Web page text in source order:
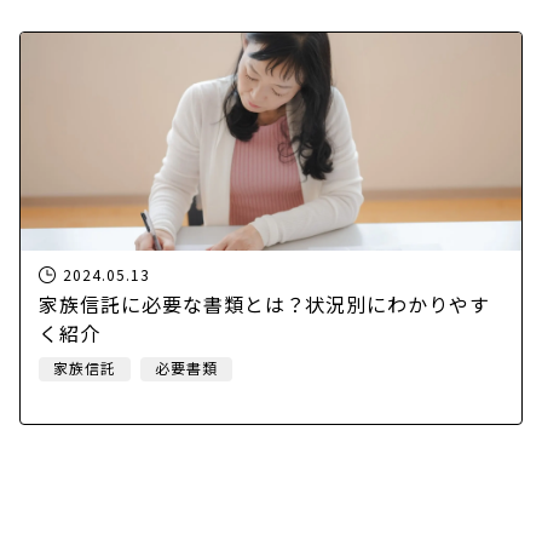
2024.05.13
家族信託に必要な書類とは？状況別にわかりやす
く紹介
家族信託 必要書類